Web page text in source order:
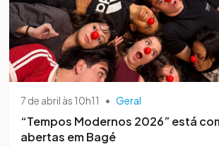
7 de abril às 10h11 • Geral
“Tempos Modernos 2026” está
abertas em Bagé